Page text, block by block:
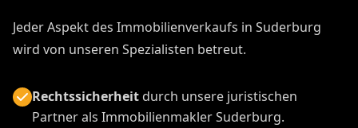
Jeder Aspekt des Immobilienverkaufs in Suderburg
wird von unseren Spezialisten betreut.
Rechtssicherheitdurch unsere juristischen
Partner als Immobilienmakler Suderburg.